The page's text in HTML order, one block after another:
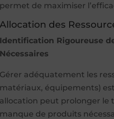
de maximiser
des
Rigoureuse
adéquatement les
équipements)
peut prolonger le
de produits